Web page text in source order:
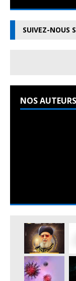
SUIVEZ-NOUS
NOS AUTEURS